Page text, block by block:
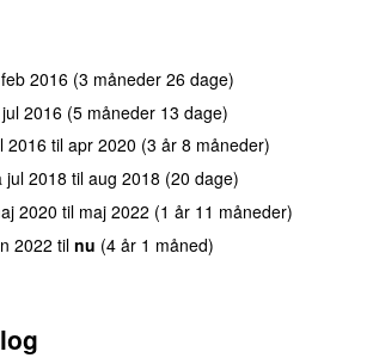
feb 2016 (3 måneder 26 dage)
jul 2016 (5 måneder 13 dage)
2016 til apr 2020 (3 år 8 måneder)
jul 2018 til aug 2018 (20 dage)
2020 til maj 2022 (1 år 11 måneder)
2022 til nu (4 år 1 måned)